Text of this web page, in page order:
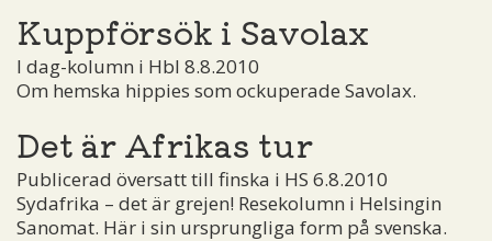
Kuppförsök i Savolax
I dag-kolumn i Hbl 8.8.2010
Om hemska hippies som ockuperade Savolax.
Det är Afrikas tur
Publicerad översatt till finska i HS 6.8.2010
Sydafrika – det är grejen! Resekolumn i Helsingin
Sanomat. Här i sin ursprungliga form på svenska.